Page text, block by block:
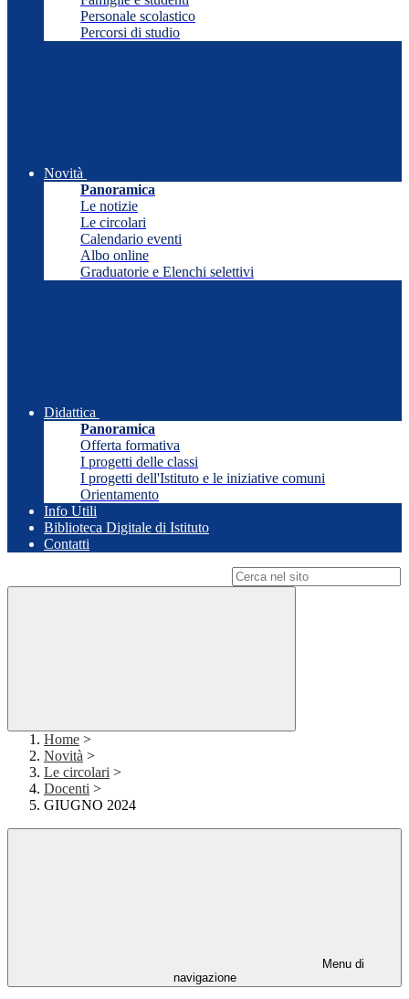
Personale scolastico
Percorsi di studio
Novità
Panoramica
Le notizie
Le circolari
Calendario eventi
Albo online
Graduatorie e Elenchi selettivi
Didattica
Panoramica
Offerta formativa
I progetti delle classi
I progetti dell'Istituto e le iniziative comuni
Orientamento
Info Utili
Biblioteca Digitale di Istituto
Contatti
Home >
Novità >
Le circolari >
Docenti >
GIUGNO 2024
Menu di
navigazione